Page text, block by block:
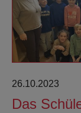
26.10.2023
Das